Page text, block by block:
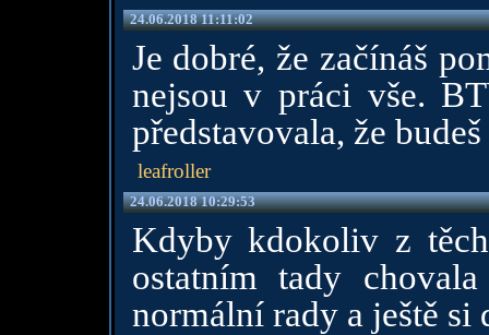
24.06.2018 11:11:02
Je dobré, že začínáš
nejsou v práci vše.
představovala, že
leafroller
24.06.2018 10:29:53
Kdyby kdokoliv z
ostatním tady
normální rady a ještě si